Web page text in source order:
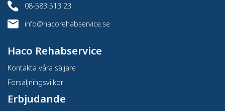
08-583 513 23
info@hacorehabservice.se
Haco Rehabservice
Kontakta våra säljare
Försäljningsvilkor
Erbjudande